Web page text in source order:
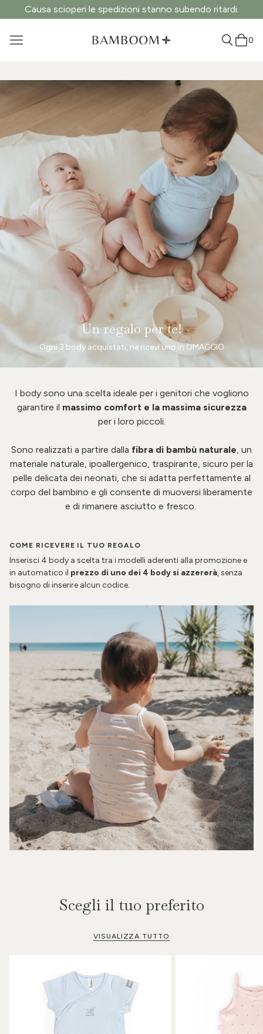
Causa scioperi le spedizioni stanno subendo ritardi.
0
Un regalo per te!
Ogni 3 body acquistati, ne ricevi uno in OMAGGIO
I body sono una scelta ideale per i genitori che vogliono
garantire il massimo comfort e la massima sicurezza
per i loro piccoli.
Sono realizzati a partire dalla fibra di bambù naturale, un
materiale naturale, ipoallergenico, traspirante, sicuro per la
pelle delicata dei neonati, che si adatta perfettamente al
corpo del bambino e gli consente di muoversi liberamente
e di rimanere asciutto e fresco.
COME RICEVERE IL TUO REGALO
Inserisci 4 body a scelta tra i modelli aderenti alla promozione e
in automatico il prezzo di uno dei 4 body si azzererà, senza
bisogno di inserire alcun codice.
Scegli il tuo preferito
VISUALIZZA TUTTO